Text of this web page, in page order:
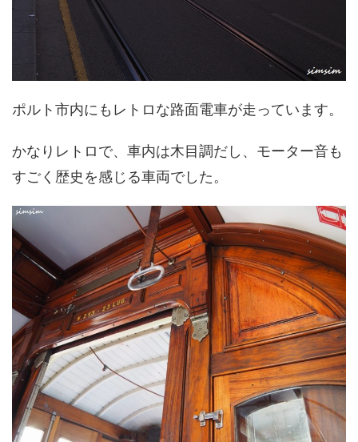
ポルト市内にもレトロな路面電車が走っています。
かなりレトロで、車内は木目調だし、モーター音も
すごく歴史を感じる車両でした。